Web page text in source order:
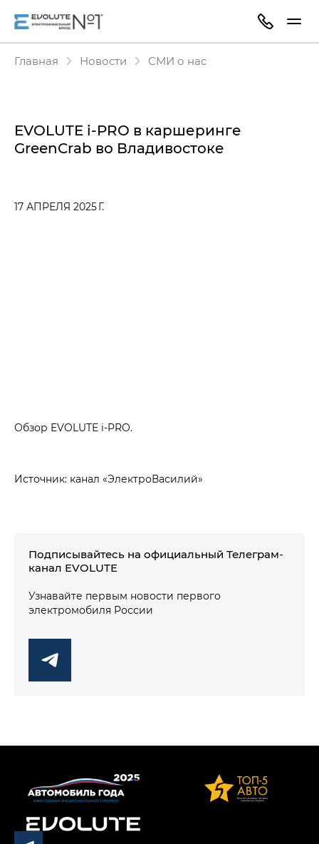
Главная Новости СМИ о нас
EVOLUTE i‑PRO в каршеринге
GreenCrab во Владивостоке
17 АПРЕЛЯ 2025 Г.
Обзор EVOLUTE i‑PRO.
Источник: канал «ЭлектроВасилий»
Подписывайтесь на официальный Телеграм-
канал EVOLUTE
Узнавайте первым новости первого
электромобиля России